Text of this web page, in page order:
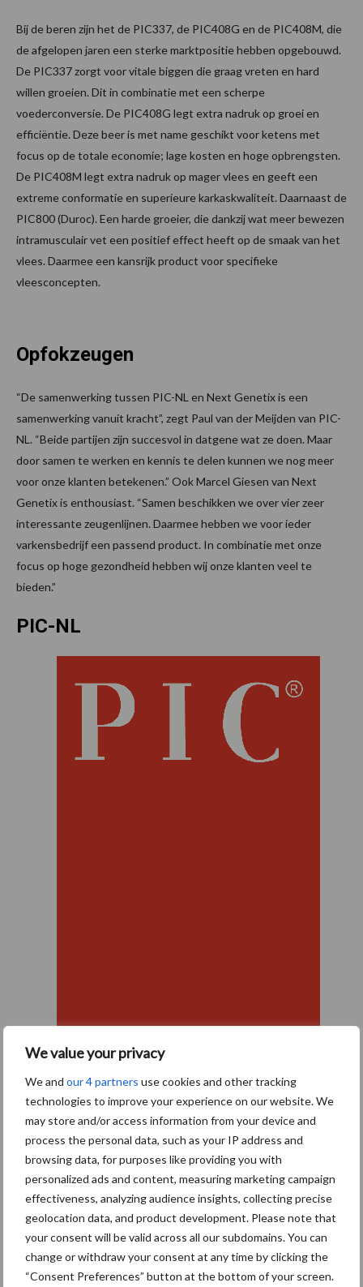
We value your privacy
We and our 4 partners use cookies and other tracking
technologies to improve your experience on our website. We
may store and/or access information from your device and
process the personal data, such as your IP address and
browsing data, for purposes like providing you with
personalized ads and content, measuring marketing campaign
effectiveness, analyzing audience insights, collecting precise
geolocation data, and product development. Please note that
your consent will be valid across all our subdomains. You can
change or withdraw your consent at any time by clicking the
“Consent Preferences” button at the bottom of your screen.
Bij de beren zijn het de PIC337, de PIC408G en de PIC408M, die
de afgelopen jaren een sterke marktpositie hebben opgebouwd.
De PIC337 zorgt voor vitale biggen die graag vreten en hard
willen groeien. Dit in combinatie met een scherpe
voederconversie. De PIC408G legt extra nadruk op groei en
efficiëntie. Deze beer is met name geschikt voor ketens met
focus op de totale economie; lage kosten en hoge opbrengsten.
De PIC408M legt extra nadruk op mager vlees en geeft een
extreme conformatie en superieure karkaskwaliteit. Daarnaast de
PIC800 (Duroc). Een harde groeier, die dankzij wat meer bewezen
intramusculair vet een positief effect heeft op de smaak van het
vlees. Daarmee een kansrijk product voor specifieke
vleesconcepten.
Opfokzeugen
“De samenwerking tussen PIC-NL en Next Genetix is een
samenwerking vanuit kracht”, zegt Paul van der Meijden van PIC-
NL. “Beide partijen zijn succesvol in datgene wat ze doen. Maar
door samen te werken en kennis te delen kunnen we nog meer
voor onze klanten betekenen.” Ook Marcel Giesen van Next
Genetix is enthousiast. “Samen beschikken we over vier zeer
interessante zeugenlijnen. Daarmee hebben we voor ieder
varkensbedrijf een passend product. In combinatie met onze
focus op hoge gezondheid hebben wij onze klanten veel te
bieden.”
PIC-NL
gevestigd in Diessen. PIC Europa is onderdeel van Genus PIC, de
grootste varkensfokkerijorganisatie ter wereld. Onze visie, missie
en ambitie kunnen we kort samenvatten: het gaat om het
eindresultaat. Bij PIC noemen we dat Total €conomy. Wij bieden
varkenshouders een significant beter eindresultaat door onze
focus op hoge gezondheid, lage kosten (vitaliteit en efficiënte
groei) en hoge opbrengsten (minder uitval en betere
karkaskwaliteit).
Next Genetix